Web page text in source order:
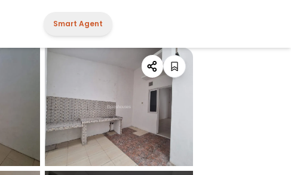
Smart Agent